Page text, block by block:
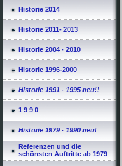
Historie 2014
Historie 2011- 2013
Historie 2004 - 2010
Historie 1996-2000
Historie 1991 - 1995 neu!!
1 9 9 0
Historie 1979 - 1990 neu!
Referenzen und die
schönsten Auftritte ab 1979